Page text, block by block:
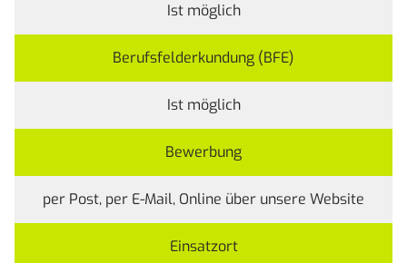
Ist möglich
Berufsfelderkundung (BFE)
Ist möglich
Bewerbung
per Post, per E-Mail, Online über unsere Website
Einsatzort